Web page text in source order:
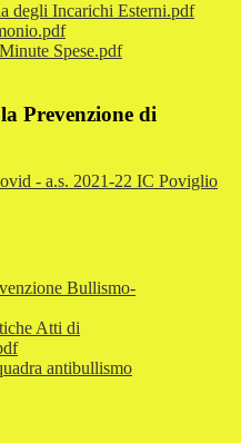
degli Incarichi Esterni.pdf
Spese.pdf
Prevenzione di
- a.s. 2021-22 IC Poviglio
Bullismo-
Atti di
antibullismo